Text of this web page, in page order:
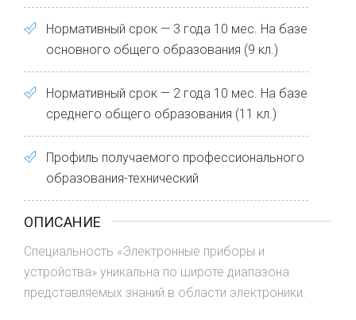
Нормативный срок — 3 года 10 мес. На базе
основного общего образования (9 кл.)
Нормативный срок — 2 года 10 мес. На базе
среднего общего образования (11 кл.)
Профиль получаемого профессионального
образования-технический
ОПИСАНИЕ
Специальность «Электронные приборы и
устройства» уникальна по широте диапазона
представляемых знаний в области электроники.